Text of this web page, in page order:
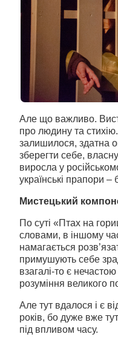
Але що важливо.
про людину та
залишилося, здатна
зберегти себе,
виросла у
українські прапори
Мистецький
По суті «Птах на
словами, в іншому
намагається
примушують себе
взагалі-то є
розуміння великого
Але тут вдалося і є
років, бо дуже вже
під впливом часу.